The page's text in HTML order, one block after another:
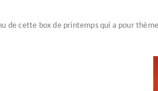
de cette box de printemps qui a pour